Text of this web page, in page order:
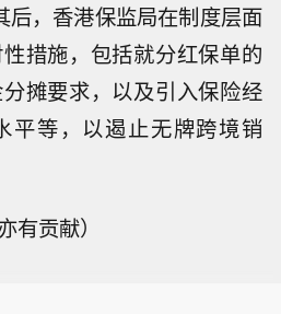
后，香港保监局在制度层面
措施，包括就分红保单的
摊要求，以及引入保险经
平等，以遏止无牌跨境销
有贡献）